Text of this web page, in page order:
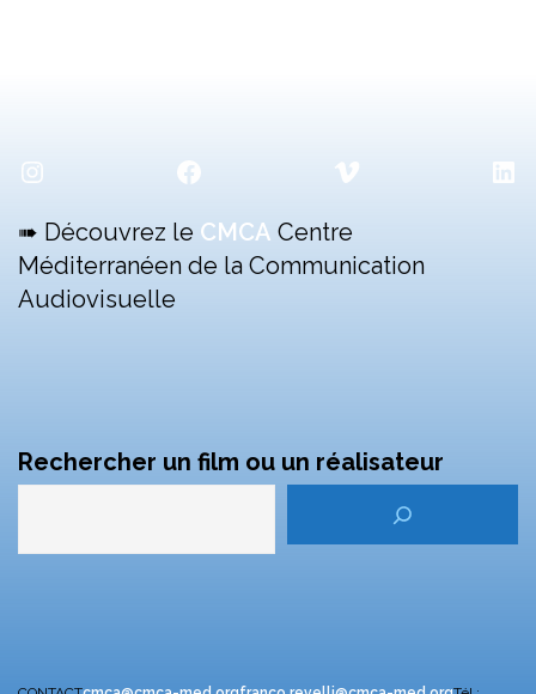
Instagram Facebook Vimeo
➠ Découvrez le CMCA Centre
Méditerranéen de la Communication
Audiovisuelle
Rechercher un film ou un réalisateur